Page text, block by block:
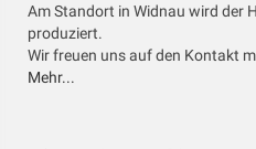
Am Standort in Widnau wird der
produziert.
Wir freuen uns auf den Kontakt
Mehr...